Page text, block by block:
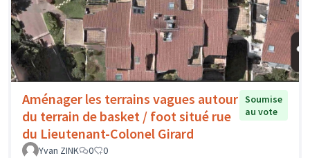
Aménager les terrains vagues autour
du terrain de basket / foot situé rue
du Lieutenant-Colonel Girard
Soumise
au vote
Yvan ZINK 0 0